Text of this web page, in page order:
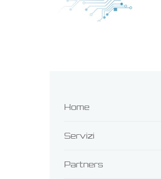
Home
Servizi
Partners